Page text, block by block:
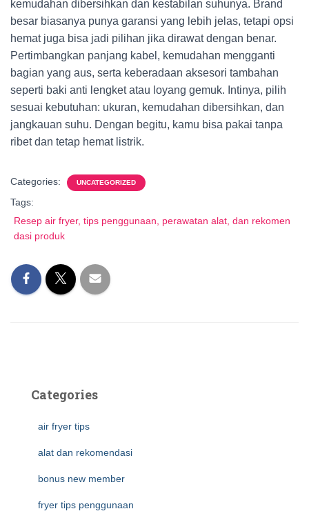
kemudahan dibersihkan dan kestabilan suhunya. Brand
besar biasanya punya garansi yang lebih jelas, tetapi opsi
hemat juga bisa jadi pilihan jika dirawat dengan benar.
Pertimbangkan panjang kabel, kemudahan mengganti
bagian yang aus, serta keberadaan aksesori tambahan
seperti baki anti lengket atau loyang gemuk. Intinya, pilih
sesuai kebutuhan: ukuran, kemudahan dibersihkan, dan
jangkauan suhu. Dengan begitu, kamu bisa pakai tanpa
ribet dan tetap hemat listrik.
Categories: UNCATEGORIZED
Tags:
Resep air fryer, tips penggunaan, perawatan alat, dan rekomen
dasi produk
Categories
air fryer tips
alat dan rekomendasi
bonus new member
fryer tips penggunaan